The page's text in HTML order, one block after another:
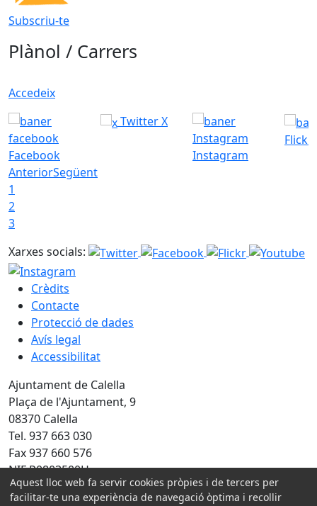
Subscriu-te
Plànol / Carrers
Accedeix
Facebook
Twitter X
Instagram
Flickr
AnteriorSegüent
1
2
3
Xarxes socials:
Crèdits
Contacte
Protecció de dades
Avís legal
Accessibilitat
Ajuntament de Calella
Plaça de l'Ajuntament, 9
08370 Calella
Tel. 937 663 030
Fax 937 660 576
NIF P0803500H
Amb la col·laboració de:
Aquest lloc web fa servir cookies pròpies i de tercers per
facilitar-te una experiència de navegació òptima i recollir